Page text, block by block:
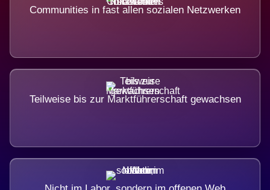
Communities in fast allen sozialen Netzwerken
Teilweise bis zur Marktführerschaft gewachsen